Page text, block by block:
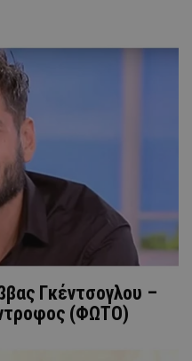
Γκέντσογλου –
(ΦΩΤΟ)